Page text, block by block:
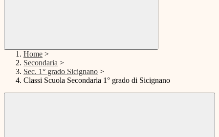
Home >
Secondaria >
Sec. 1° grado Sicignano >
Classi Scuola Secondaria 1° grado di Sicignano